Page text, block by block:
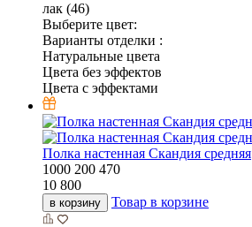
лак (46)
Выберите цвет:
Варианты отделки :
Натуральные цвета
Цвета без эффектов
Цвета с эффектами
Полка настенная Скандия средняя
1000 200 470
10 800
в корзину Товар в корзине